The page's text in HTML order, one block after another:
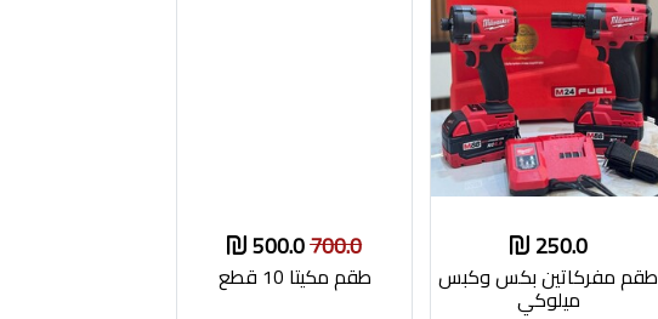
250.0
طقم مفركاتين بكس وكبس
ميلوكي
700.0
500.0
طقم مكيتا 10 قطع